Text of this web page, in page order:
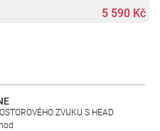
5 590 Kč
ZVUKU S HEAD